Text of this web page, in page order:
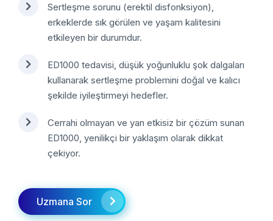
Sertleşme sorunu (erektil disfonksiyon),
erkeklerde sık görülen ve yaşam kalitesini
etkileyen bir durumdur.
ED1000 tedavisi, düşük yoğunluklu şok dalgaları
kullanarak sertleşme problemini doğal ve kalıcı
şekilde iyileştirmeyi hedefler.
Cerrahi olmayan ve yan etkisiz bir çözüm sunan
ED1000, yenilikçi bir yaklaşım olarak dikkat
çekiyor.
Uzmana Sor